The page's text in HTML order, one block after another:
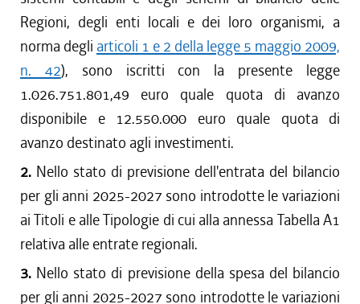
Regioni, degli enti locali e dei loro organismi, a
norma degli articoli 1 e 2 della legge 5 maggio 2009,
n. 42), sono iscritti con la presente legge
1.026.751.801,49 euro quale quota di avanzo
disponibile e 12.550.000 euro quale quota di
avanzo destinato agli investimenti.
2. Nello stato di previsione dell'entrata del bilancio
per gli anni 2025-2027 sono introdotte le variazioni
ai Titoli e alle Tipologie di cui alla annessa Tabella A1
relativa alle entrate regionali.
3. Nello stato di previsione della spesa del bilancio
per gli anni 2025-2027 sono introdotte le variazioni